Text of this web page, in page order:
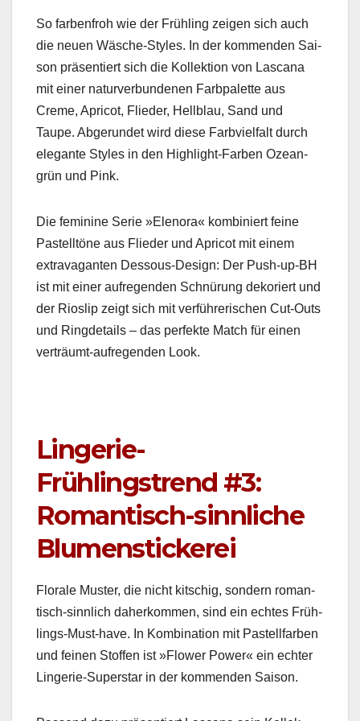
So far­ben­froh wie der Früh­ling zeigen sich auch
die neuen Wäsche-Styles. In der kom­menden Sai­
son präsen­tiert sich die Kollek­tion von Las­cana
mit ein­er naturver­bun­de­nen Farb­palette aus
Creme, Apri­cot, Flieder, Hell­blau, Sand und
Taupe. Abgerun­det wird diese Far­b­vielfalt durch
ele­gante Styles in den High­light-Far­ben Ozean­
grün und Pink.
Die fem­i­nine Serie »Eleno­ra« kom­biniert feine
Pastelltöne aus Flieder und Apri­cot mit einem
extrav­a­gan­ten Dessous-Design: Der Push-up-BH
ist mit ein­er aufre­gen­den Schnürung deko­ri­ert und
der Rioslip zeigt sich mit ver­führerischen Cut-Outs
und Ringde­tails – das per­fek­te Match für einen
verträumt-aufre­gen­den Look.
Lingerie-
Frühlingstrend #3:
Romantisch-sinnliche
Blumenstickerei
Flo­rale Muster, die nicht kitschig, son­dern roman­
tisch-sinnlich daherkom­men, sind ein echt­es Früh­
lings-Must-have. In Kom­bi­na­tion mit Pastell­far­ben
und feinen Stof­fen ist »Flower Pow­er« ein echter
Lin­gerie-Super­star in der kom­menden Sai­son.